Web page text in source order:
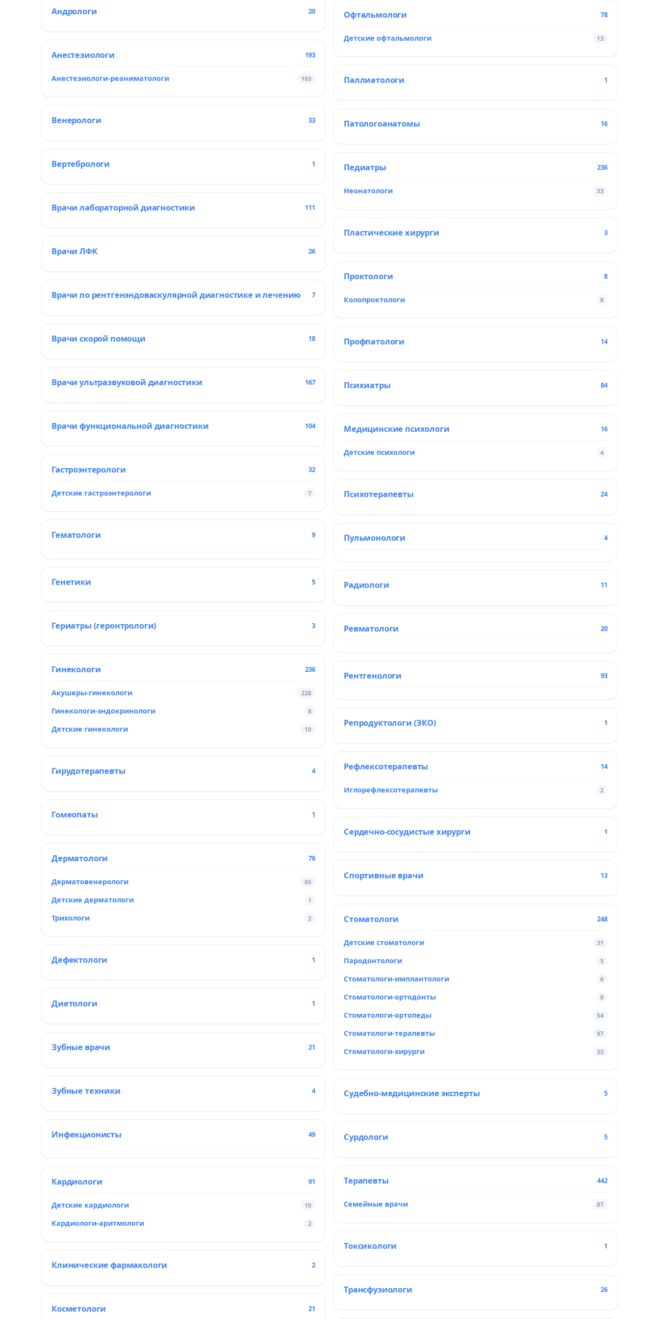
Андрологи 20
Анестезиологи 193
Анестезиологи-реаниматологи 193
Венерологи 33
Вертебрологи 1
Врачи лабораторной диагностики 111
Врачи ЛФК 26
Врачи по рентгенэндоваскулярной диагностике и лечению 7
Врачи скорой помощи 18
Врачи ультразвуковой диагностики 167
Врачи функциональной диагностики 104
Гастроэнтерологи 32
Детские гастроэнтерологи 7
Гематологи 9
Генетики 5
Гериатры (геронтрологи) 3
Гинекологи 236
Акушеры-гинекологи 228
Гинекологи-эндокринологи 8
Детские гинекологи 10
Гирудотерапевты 4
Гомеопаты 1
Дерматологи 76
Дерматовенерологи 65
Детские дерматологи 1
Трихологи 2
Дефектологи 1
Диетологи 1
Зубные врачи 21
Зубные техники 4
Инфекционисты 49
Кардиологи 91
Детские кардиологи 10
Кардиологи-аритмологи 2
Клинические фармакологи 2
Косметологи 21
Офтальмологи 78
Детские офтальмологи 13
Паллиатологи 1
Патологоанатомы 16
Педиатры 236
Неонатологи 33
Пластические хирурги 3
Проктологи 8
Колопроктологи 8
Профпатологи 14
Психиатры 84
Медицинские психологи 16
Детские психологи 4
Психотерапевты 24
Пульмонологи 4
Радиологи 11
Ревматологи 20
Рентгенологи 93
Репродуктологи (ЭКО) 1
Рефлексотерапевты 14
Иглорефлексотерапевты 2
Сердечно-сосудистые хирурги 1
Спортивные врачи 13
Стоматологи 248
Детские стоматологи 31
Пародонтологи 5
Стоматологи-имплантологи 6
Стоматологи-ортодонты 8
Стоматологи-ортопеды 54
Стоматологи-терапевты 97
Стоматологи-хирурги 33
Судебно-медицинские эксперты 5
Сурдологи 5
Терапевты 442
Семейные врачи 87
Токсикологи 1
Трансфузиологи 26